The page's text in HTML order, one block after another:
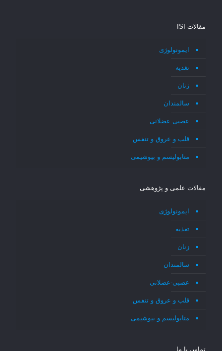
مقالات ISI
ایمونولوژی
تغذیه
زنان
سالمندان
عصبی عضلانی
قلب و عروق و تنفس
متابولیسم و بیوشیمی
مقالات علمی و پژوهشی
ایمونولوژی
تغذیه
زنان
سالمندان
عصبی-عضلانی
قلب و عروق و تنفس
متابولیسم و بیوشیمی
تماس با ما